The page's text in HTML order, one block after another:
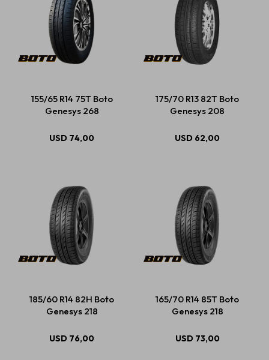
155/65 R14 75T Boto
Genesys 268
USD 74,00
175/70 R13 82T Boto
Genesys 208
USD 62,00
185/60 R14 82H Boto
Genesys 218
USD 76,00
165/70 R14 85T Boto
Genesys 218
USD 73,00